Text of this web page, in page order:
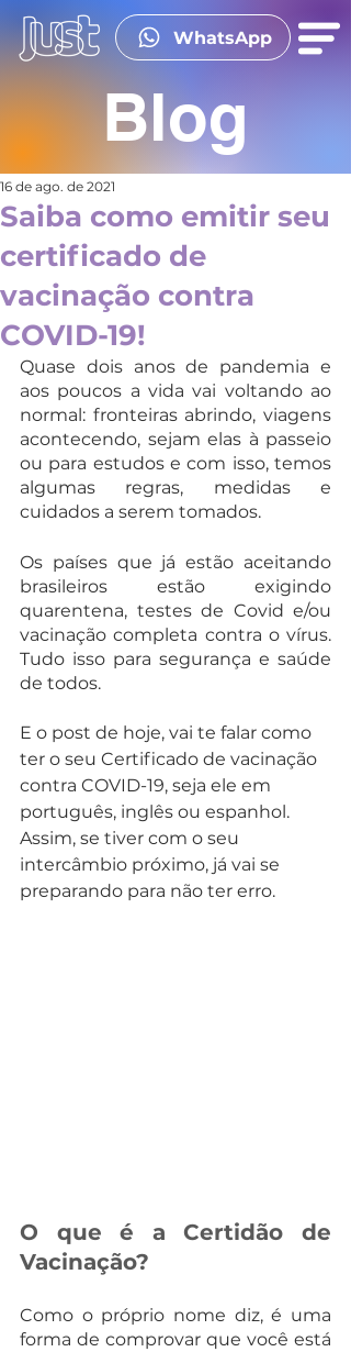
WhatsApp
Blog
Saiba como emitir seu
certificado de
vacinação contra
COVID-19!
16 de ago. de 2021
Quase dois anos de pandemia e
aos poucos a vida vai voltando ao
normal: fronteiras abrindo, viagens
acontecendo, sejam elas à passeio
ou para estudos e com isso, temos
algumas regras, medidas e
cuidados a serem tomados.
Os países que já estão aceitando
brasileiros estão exigindo
quarentena, testes de Covid e/ou
vacinação completa contra o vírus.
Tudo isso para segurança e saúde
de todos.
E o post de hoje, vai te falar como
ter o seu Certificado de vacinação
contra COVID-19, seja ele em
português, inglês ou espanhol.
Assim, se tiver com o seu
intercâmbio próximo, já vai se
preparando para não ter erro.
O que é a Certidão de
Vacinação?
Como o próprio nome diz, é uma
forma de comprovar que você está